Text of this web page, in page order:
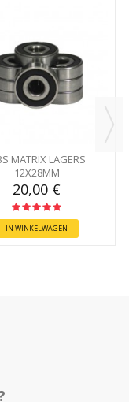
MATRIX LAGERS
12X28MM
20,00 €
IN WINKELWAGEN